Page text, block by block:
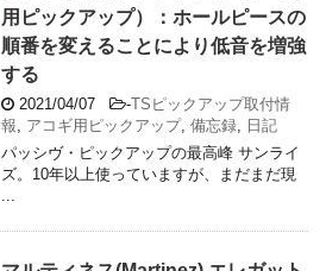
用ピックアップ）：ホールピースの
順番を変えることにより低音を増強
する
2021/04/07 -TSピックアップ取付情
報
アコギ用ピックアップ, 備忘録
日記
パッシヴ・ピックアップの最高峰 サンライ
ズ。10年以上使っていますが、まだまだ現